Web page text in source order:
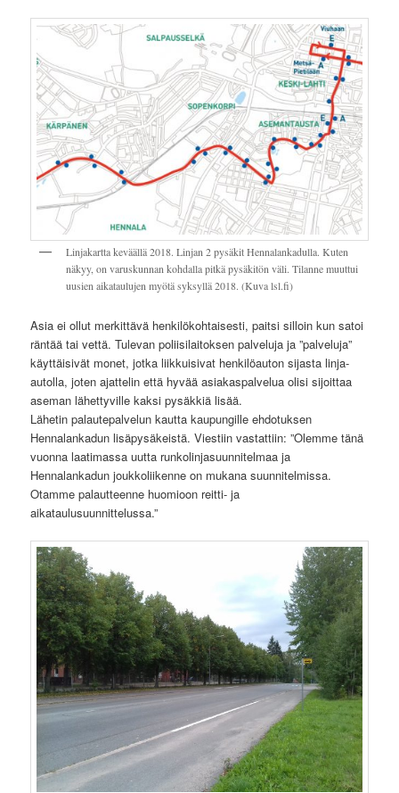
Linjakartta keväällä 2018. Linjan 2 pysäkit Hennalankadulla. Kuten
näkyy, on varuskunnan kohdalla pitkä pysäkitön väli. Tilanne muuttui
uusien aikataulujen myötä syksyllä 2018. (Kuva lsl.fi)
Asia ei ollut merkittävä henkilökohtaisesti, paitsi silloin kun satoi
räntää tai vettä. Tulevan poliisilaitoksen palveluja ja ”palveluja”
käyttäisivät monet, jotka liikkuisivat henkilöauton sijasta linja-
autolla, joten ajattelin että hyvää asiakaspalvelua olisi sijoittaa
aseman lähettyville kaksi pysäkkiä lisää.
Lähetin palautepalvelun kautta kaupungille ehdotuksen
Hennalankadun lisäpysäkeistä. Viestiin vastattiin: ”Olemme tänä
vuonna laatimassa uutta runkolinjasuunnitelmaa ja
Hennalankadun joukkoliikenne on mukana suunnitelmissa.
Otamme palautteenne huomioon reitti- ja
aikataulusuunnittelussa.”